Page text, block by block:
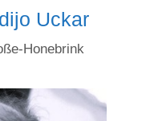
Uckar
Honebrink